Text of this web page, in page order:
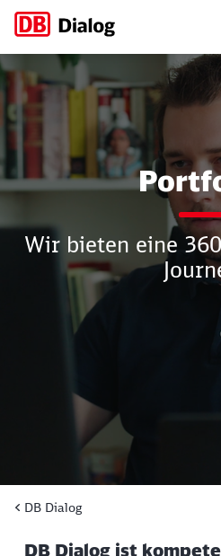
Portfolio
Wir bieten eine
DB Dialog
DB Dialog ist